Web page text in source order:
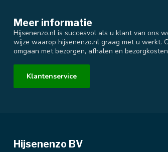
Meer informatie
Hijsenenzo.nl is succesvol als u klant van ons
wijze waarop hijsenenzo.nl graag met u werkt.
omgaan met bezorgen, afhalen en
Klantenservice
Hijsenenzo BV